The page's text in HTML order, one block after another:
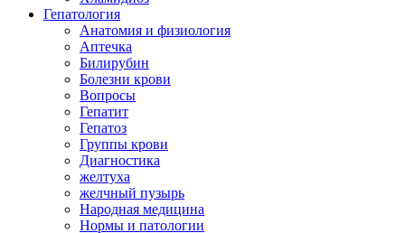
Гепатология
Анатомия и физиология
Аптечка
Билирубин
Болезни крови
Вопросы
Гепатит
Гепатоз
Группы крови
Диагностика
желтуха
желчный пузырь
Народная медицина
Нормы и патологии